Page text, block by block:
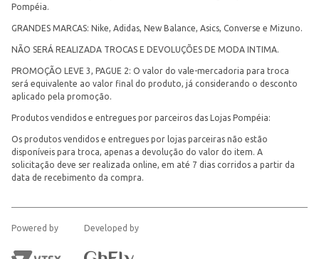
Pompéia.
GRANDES MARCAS: Nike, Adidas, New Balance, Asics, Converse e Mizuno.
NÃO SERÁ REALIZADA TROCAS E DEVOLUÇÕES DE MODA INTIMA.
PROMOÇÃO LEVE 3, PAGUE 2: O valor do vale-mercadoria para troca
será equivalente ao valor final do produto, já considerando o desconto
aplicado pela promoção.
Produtos vendidos e entregues por parceiros das Lojas Pompéia:
Os produtos vendidos e entregues por lojas parceiras não estão
disponíveis para troca, apenas a devolução do valor do item. A
solicitação deve ser realizada online, em até 7 dias corridos a partir da
data de recebimento da compra.
Powered by Developed by